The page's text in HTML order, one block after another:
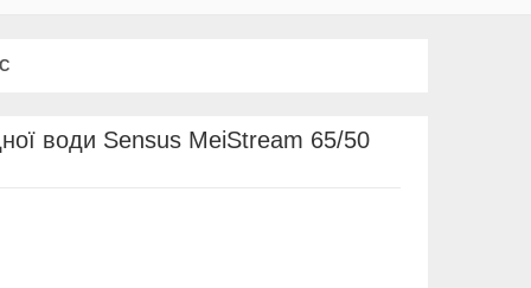
води Sensus MeiStream 65/50